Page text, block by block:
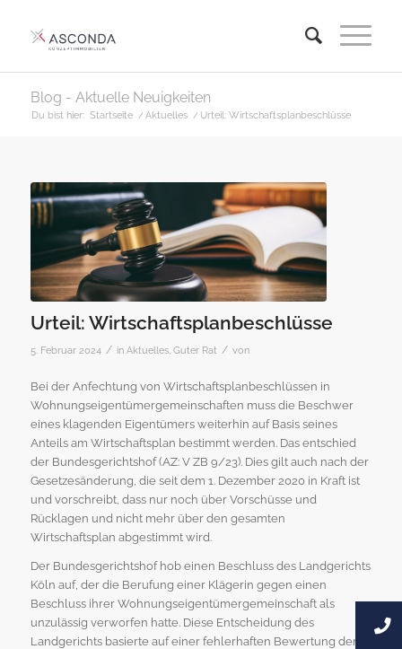
Blog - Aktuelle Neuigkeiten
Du bist hier: Startseite / Aktuelles / Urteil: Wirtschaftsplanbeschlüsse
Urteil: Wirtschaftsplanbeschlüsse
5. Februar 2024 / in Aktuelles, Guter Rat / von
Bei der Anfechtung von Wirtschaftsplanbeschlüssen in
Wohnungseigentümergemeinschaften muss die Beschwer
eines klagenden Eigentümers weiterhin auf Basis seines
Anteils am Wirtschaftsplan bestimmt werden. Das entschied
der Bundesgerichtshof (AZ: V ZB 9/23). Dies gilt auch nach der
Gesetzesänderung, die seit dem 1. Dezember 2020 in Kraft ist
und vorschreibt, dass nur noch über Vorschüsse und
Rücklagen und nicht mehr über den gesamten
Wirtschaftsplan abgestimmt wird.
Der Bundesgerichtshof hob einen Beschluss des Landgerichts
Köln auf, der die Berufung einer Klägerin gegen einen
Beschluss ihrer Wohnungseigentümergemeinschaft als
unzulässig verworfen hatte. Diese Entscheidung des
Landgerichts basierte auf einer fehlerhaften Bewertung der